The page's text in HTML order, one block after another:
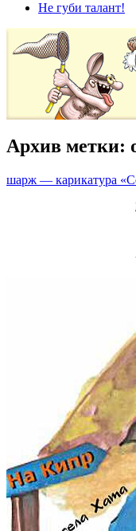
Не губи талант!
Архив метки:
шарж — карикатура